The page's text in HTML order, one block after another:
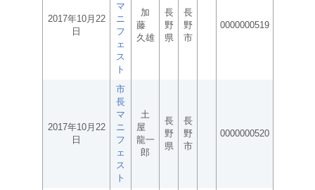
2017年10月22
日
マ
ニ
フ
ェ
ス
ト
加
藤
久雄
長
野
県
長
野
市
0000000519
2017年10月22
日
市
長
マ
ニ
フ
ェ
ス
ト
土
屋
龍一
郎
長
野
県
長
野
市
0000000520